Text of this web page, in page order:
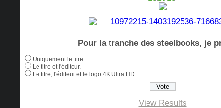
Pour la tranche des steelbooks, je
Uniquement le titre.
Le titre et l'éditeur.
Le titre, l'éditeur et le logo 4K Ultra HD.
View Results